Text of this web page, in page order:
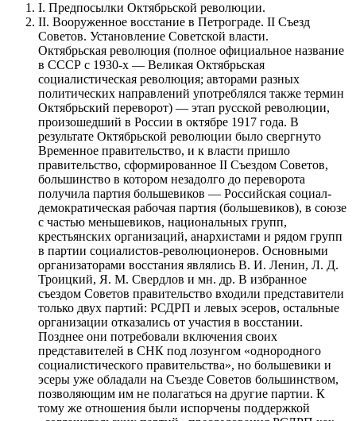
I. Предпосылки Октябрьской революции.
II. Вооруженное восстание в Петрограде. II Съезд
Советов. Установление Советской власти.
Октябрьская революция (полное официальное название
в СССР с 1930-х — Великая Октябрьская
социалистическая революция; авторами разных
политических направлений употреблялся также термин
Октябрьский переворот) — этап русской революции,
произошедший в России в октябре 1917 года. В
результате Октябрьской революции было свергнуто
Временное правительство, и к власти пришло
правительство, сформированное II Съездом Советов,
большинство в котором незадолго до переворота
получила партия большевиков — Российская социал-
демократическая рабочая партия (большевиков), в союзе
с частью меньшевиков, национальных групп,
крестьянских организаций, анархистами и рядом групп
в партии социалистов-революционеров. Основными
организаторами восстания являлись В. И. Ленин, Л. Д.
Троицкий, Я. М. Свердлов и мн. др. В избранное
съездом Советов правительство входили представители
только двух партий: РСДРП и левых эсеров, остальные
организации отказались от участия в восстании.
Позднее они потребовали включения своих
представителей в СНК под лозунгом «однородного
социалистического правительства», но большевики и
эсеры уже обладали на Съезде Советов большинством,
позволяющим им не полагаться на другие партии. К
тому же отношения были испорчены поддержкой